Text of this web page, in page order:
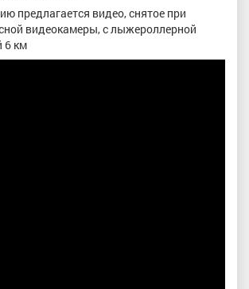
предлагается видео, снятое при
видеокамеры, с лыжероллерной
6 км